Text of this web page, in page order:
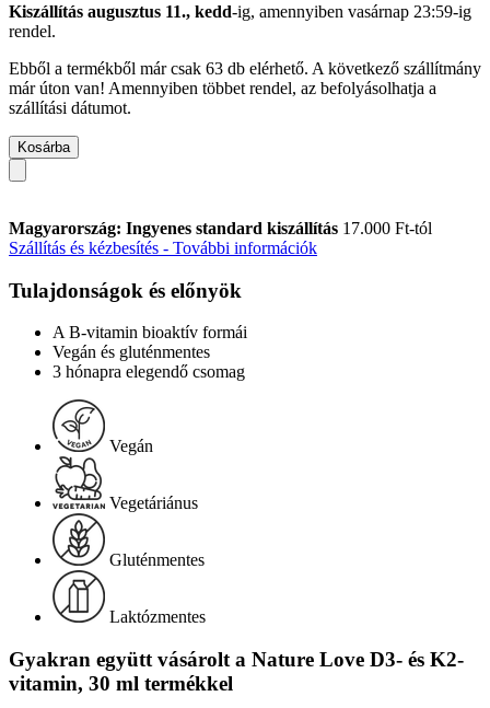
Kiszállítás augusztus 11., kedd-ig, amennyiben vasárnap 23:59-ig
rendel.
Ebből a termékből már csak 63 db elérhető. A következő szállítmány
már úton van! Amennyiben többet rendel, az befolyásolhatja a
szállítási dátumot.
Kosárba
Magyarország: Ingyenes standard kiszállítás 17.000 Ft-tól
Szállítás és kézbesítés - További információk
Tulajdonságok és előnyök
A B-vitamin bioaktív formái
Vegán és gluténmentes
3 hónapra elegendő csomag
Vegán
Vegetáriánus
Gluténmentes
Laktózmentes
Gyakran együtt vásárolt a Nature Love D3- és K2-
vitamin, 30 ml termékkel